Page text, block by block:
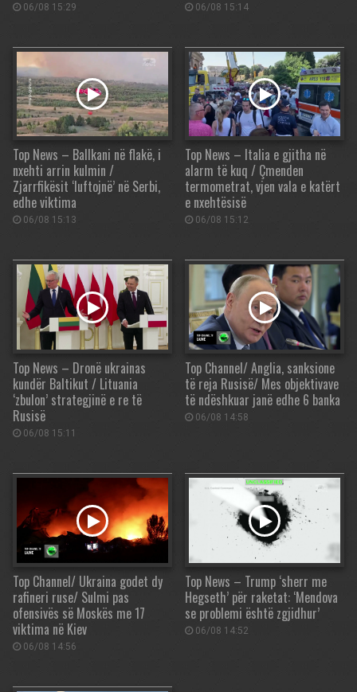
06/08 15:29 06/08 15:14
Top News – Ballkani në flakë, i
nxehti arrin kulmin /
Zjarrfikësit ‘luftojnë’ në Serbi,
edhe viktima
06/08 15:13
Top News – Italia e gjitha në
alarm të kuq / Çmenden
termometrat, vjen vala e katërt
e nxehtësisë
06/08 15:12
Top News – Dronë ukrainas
kundër Baltikut / Lituania
‘zbulon’ strategjinë e re të
Rusisë
06/08 15:11
Top Channel/ Anglia, sanksione
të reja Rusisë/ Mes objektivave
të ndëshkuar janë edhe 6 banka
06/08 14:58
Top Channel/ Ukraina godet dy
rafineri ruse/ Sulmi pas
ofensivës së Moskës me 17
viktima në Kiev
06/08 14:56
Top News – Trump ‘sherr me
Hegseth’ për raketat: ‘Mendova
se problemi është zgjidhur’
06/08 14:52